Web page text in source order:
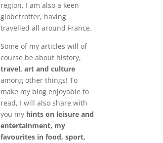
region, I am also a keen
globetrotter, having
travelled all around France.
Some of my articles will of
course be about history,
travel, art and culture
among other things! To
make my blog enjoyable to
read, I will also share with
you my hints on leisure and
entertainment, my
favourites in food, sport,